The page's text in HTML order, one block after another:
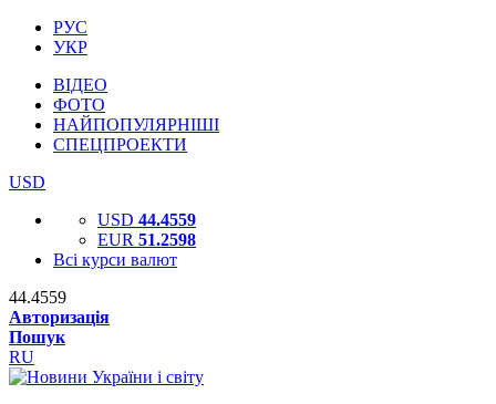
РУС
УКР
ВІДЕО
ФОТО
НАЙПОПУЛЯРНІШІ
СПЕЦПРОЕКТИ
USD
USD 44.4559
EUR 51.2598
Всі курси валют
44.4559
Авторизація
Пошук
RU